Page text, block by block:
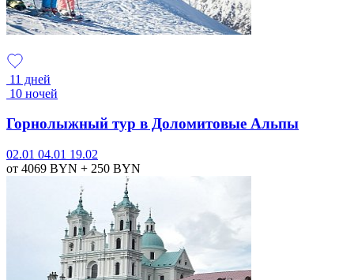
11 дней
10 ночей
Горнолыжный тур в Доломитовые Альпы
02.01 04.01 19.02
от 4069 BYN + 250 BYN